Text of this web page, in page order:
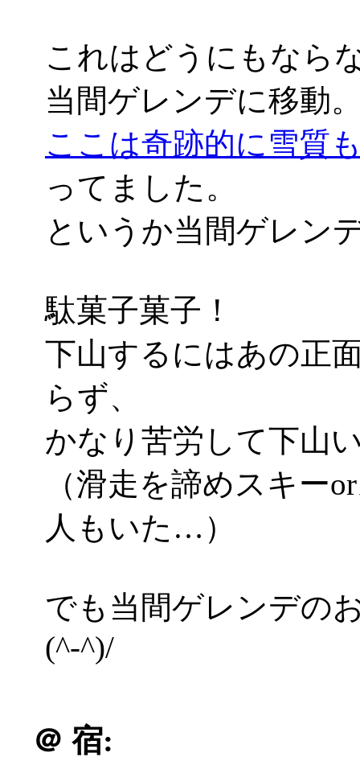
これはどうにもなら
当間ゲレンデに移動
ここは奇跡的に雪質
ってました。
というか当間ゲレン
駄菓子菓子！
下山するにはあの正
らず、
かなり苦労して下山
（滑走を諦めスキー
人もいた…）
でも当間ゲレンデの
(^-^)/
＠ 宿: